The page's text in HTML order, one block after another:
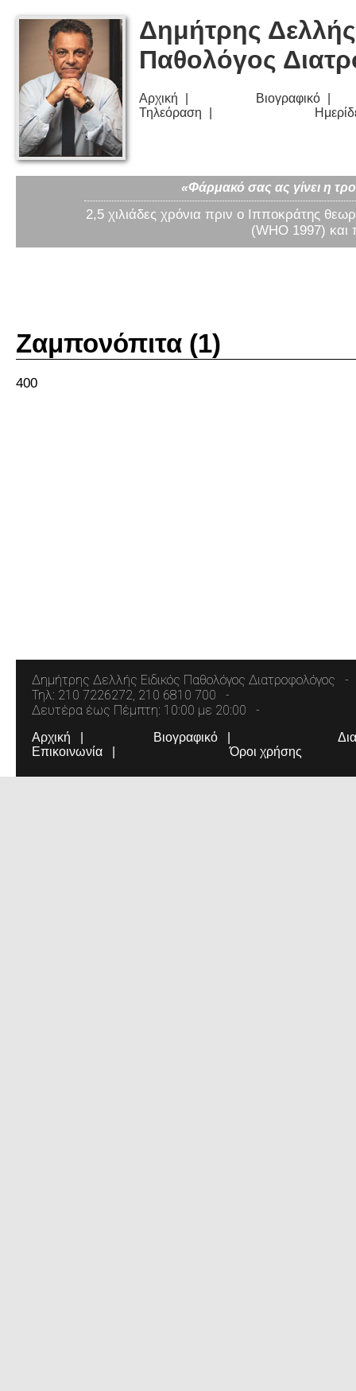
Δημήτρης
Παθολόγος
Αρχική
Βιογραφικό
Τηλεόραση
«Φάρμακό σας ας γίνει η
2,5 χιλιάδες χρόνια πριν ο Ιπποκράτης
(WHO 1997) και
Ζαμπονόπιτα (1)
400
Δημήτρης Δελλής Ειδικός Παθολόγος Διατροφολόγος
Τηλ: 210 7226272, 210 6810 700
Δευτέρα έως Πέμπτη: 10:00 με 20:00
Αρχική Βιογραφικό
Επικοινωνία
Όροι χρήσης